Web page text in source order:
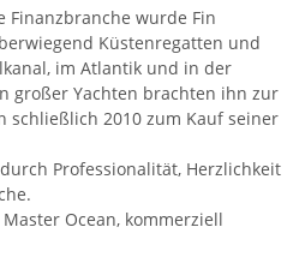
Finanzbranche wurde Fin
Küstenregatten und
im Atlantik und in der
großer Yachten brachten ihn zur
2010 zum Kauf seiner
Professionalität, Herzlichkeit
Ocean, kommerziell